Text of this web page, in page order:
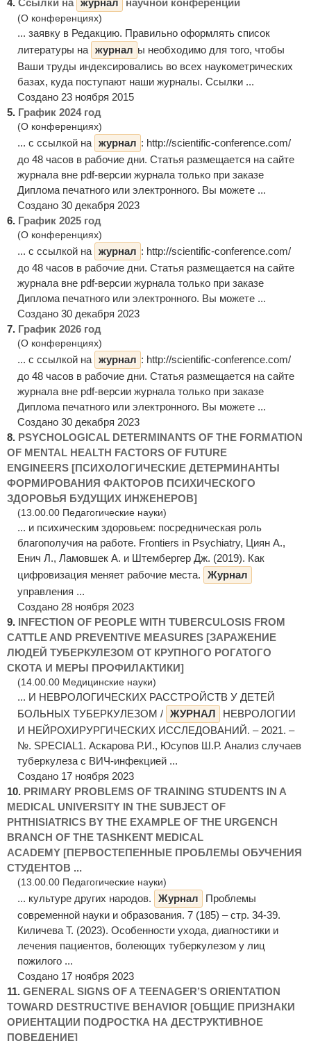
(О конференциях)
... заявку в Редакцию. Правильно оформлять список
литературы на журнал ы необходимо для того, чтобы
Ваши труды индексировались во всех наукометрических
базах, куда поступают наши журналы. Ссылки ...
Создано 23 ноября 2015
5. График 2024 год
(О конференциях)
... с ссылкой на журнал : http://scientific-conference.com/
до 48 часов в рабочие дни. Статья размещается на сайте
журнала вне pdf-версии журнала только при заказе
Диплома печатного или электронного. Вы можете ...
Создано 30 декабря 2023
6. График 2025 год
(О конференциях)
... с ссылкой на журнал : http://scientific-conference.com/
до 48 часов в рабочие дни. Статья размещается на сайте
журнала вне pdf-версии журнала только при заказе
Диплома печатного или электронного. Вы можете ...
Создано 30 декабря 2023
7. График 2026 год
(О конференциях)
... с ссылкой на журнал : http://scientific-conference.com/
до 48 часов в рабочие дни. Статья размещается на сайте
журнала вне pdf-версии журнала только при заказе
Диплома печатного или электронного. Вы можете ...
Создано 30 декабря 2023
8. PSYCHOLOGICAL DETERMINANTS OF THE FORMATION
OF MENTAL HEALTH FACTORS OF FUTURE
ENGINEERS [ПСИХОЛОГИЧЕСКИЕ ДЕТЕРМИНАНТЫ
ФОРМИРОВАНИЯ ФАКТОРОВ ПСИХИЧЕСКОГО
ЗДОРОВЬЯ БУДУЩИХ ИНЖЕНЕРОВ]
(13.00.00 Педагогические науки)
... и психическим здоровьем: посредническая роль
благополучия на работе. Frontiers in Psychiatry, Циян А.,
Енич Л., Ламовшек А. и Штембергер Дж. (2019). Как
цифровизация меняет рабочие места.
Журнал
управления ...
Создано 28 ноября 2023
9. INFECTION OF PEOPLE WITH TUBERCULOSIS FROM
CATTLE AND PREVENTIVE MEASURES [ЗАРАЖЕНИЕ
ЛЮДЕЙ ТУБЕРКУЛЕЗОМ ОТ КРУПНОГО РОГАТОГО
СКОТА И МЕРЫ ПРОФИЛАКТИКИ]
(14.00.00 Медицинские науки)
... И НЕВРОЛОГИЧЕСКИХ РАССТРОЙСТВ У ДЕТЕЙ
БОЛЬНЫХ ТУБЕРКУЛЕЗОМ / ЖУРНАЛ
НЕВРОЛОГИИ
И НЕЙРОХИРУРГИЧЕСКИХ ИССЛЕДОВАНИЙ. – 2021. –
№. SPECIAL1. Аскарова Р.И., Юсупов Ш.Р. Анализ случаев
туберкулеза с ВИЧ-инфекцией ...
Создано 17 ноября 2023
10. PRIMARY PROBLEMS OF TRAINING STUDENTS IN A
MEDICAL UNIVERSITY IN THE SUBJECT OF
PHTHISIATRICS BY THE EXAMPLE OF THE URGENCH
BRANCH OF THE TASHKENT MEDICAL
ACADEMY [ПЕРВОСТЕПЕННЫЕ ПРОБЛЕМЫ ОБУЧЕНИЯ
СТУДЕНТОВ ...
(13.00.00 Педагогические науки)
... культуре других народов. Журнал
Проблемы
современной науки и образования. 7 (185) – стр. 34-39.
Киличева Т. (2023). Особенности ухода, диагностики и
лечения пациентов, болеющих туберкулезом у лиц
пожилого ...
Создано 17 ноября 2023
11. GENERAL SIGNS OF A TEENAGER’S ORIENTATION
TOWARD DESTRUCTIVE BEHAVIOR [ОБЩИЕ ПРИЗНАКИ
ОРИЕНТАЦИИ ПОДРОСТКА НА ДЕСТРУКТИВНОЕ
ПОВЕДЕНИЕ]